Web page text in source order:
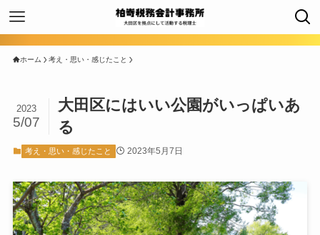
ホーム 考え・思い・感じたこと
大田区にはいい公園がいっぱいあ
る
2023
5/07
考え・思い・感じたこと 2023年5月7日